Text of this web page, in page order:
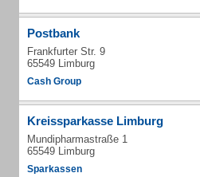
Postbank
Frankfurter Str. 9
65549 Limburg
Cash Group
Kreissparkasse Limburg
Mundipharmastraße 1
65549 Limburg
Sparkassen